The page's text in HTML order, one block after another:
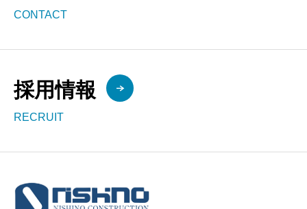
CONTACT
採用情報
RECRUIT